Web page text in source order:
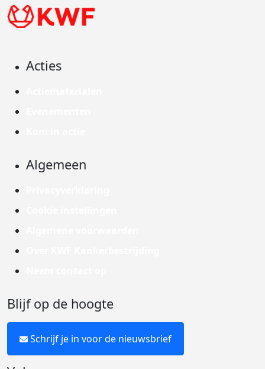
Acties
Algemeen
Blijf op de hoogte
Schrijf je in voor de nieuwsbrief